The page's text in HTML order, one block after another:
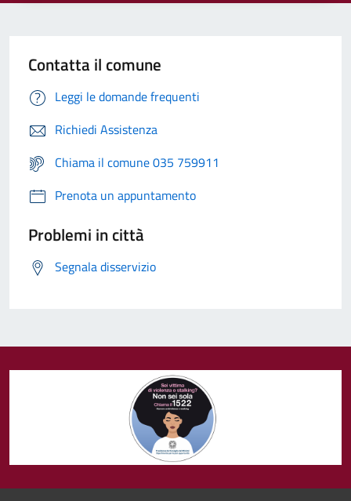
Contatta il comune
Leggi le domande frequenti
Richiedi Assistenza
Chiama il comune 035 759911
Prenota un appuntamento
Problemi in città
Segnala disservizio